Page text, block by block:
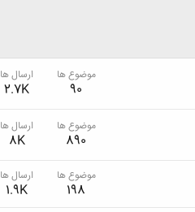
موضوع ها
90
ارسال ها
2.7K
موضوع ها
890
ارسال ها
8K
موضوع ها
198
ارسال ها
1.9K